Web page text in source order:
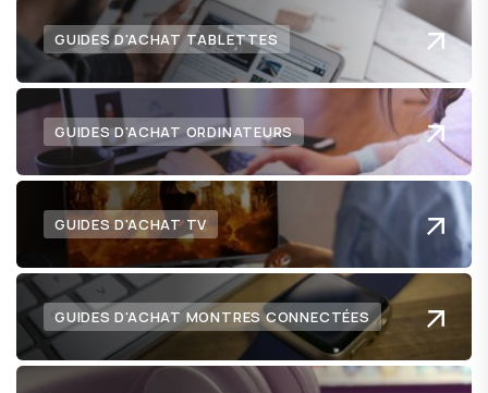
GUIDES D'ACHAT TABLETTES
GUIDES D'ACHAT ORDINATEURS
GUIDES D'ACHAT TV
GUIDES D'ACHAT MONTRES CONNECTÉES